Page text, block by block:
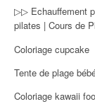
▷▷ Echauffement
pilates | Cours de
Coloriage cupcake
Tente de plage
Coloriage kawaii